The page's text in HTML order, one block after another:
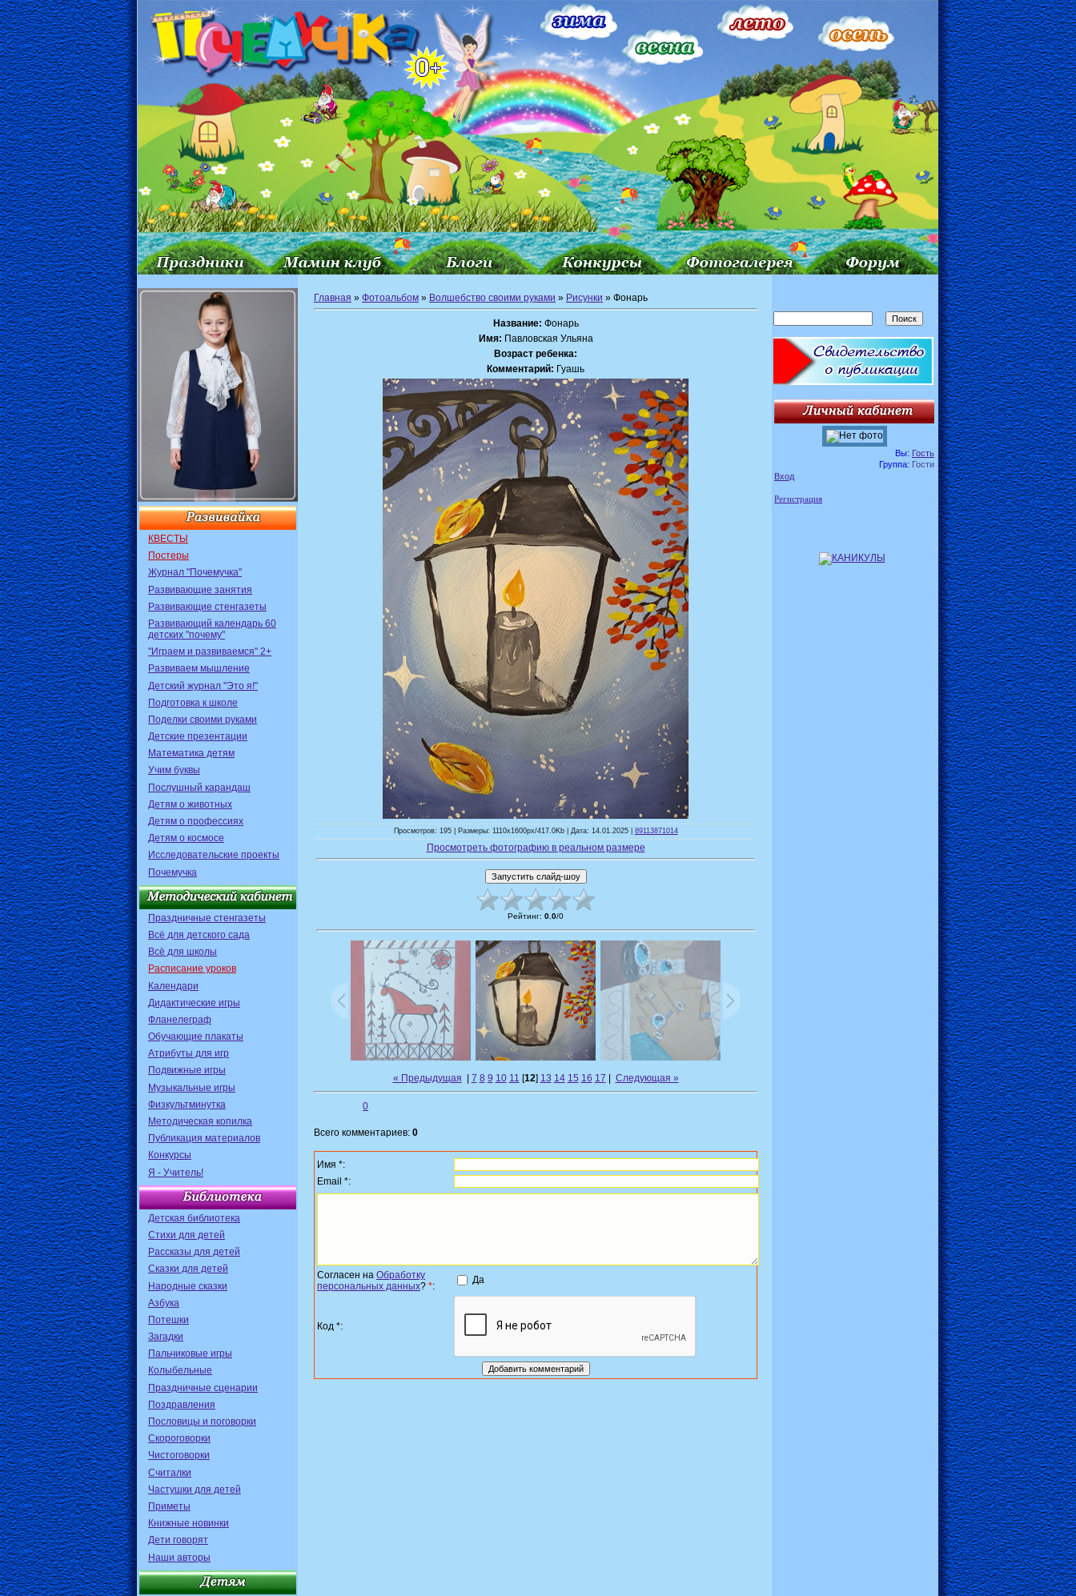
КВЕСТЫ
Постеры
Журнал "Почемучка"
Развивающие занятия
Развивающие стенгазеты
Развивающий календарь 60
детских "почему"
"Играем и развиваемся" 2+
Развиваем мышление
Детский журнал "Это я!"
Подготовка к школе
Поделки своими руками
Детские презентации
Математика детям
Учим буквы
Послушный карандаш
Детям о животных
Детям о профессиях
Детям о космосе
Исследовательские проекты
Почемучка
Праздничные стенгазеты
Всё для детского сада
Всё для школы
Расписание уроков
Календари
Дидактические игры
Фланелеграф
Обучающие плакаты
Атрибуты для игр
Подвижные игры
Музыкальные игры
Физкультминутка
Методическая копилка
Публикация материалов
Конкурсы
Я - Учитель!
Детская библиотека
Стихи для детей
Рассказы для детей
Сказки для детей
Народные сказки
Азбука
Потешки
Загадки
Пальчиковые игры
Колыбельные
Праздничные сценарии
Поздравления
Пословицы и поговорки
Скороговорки
Чистоговорки
Считалки
Частушки для детей
Приметы
Книжные новинки
Дети говорят
Наши авторы
Главная » Фотоальбом » Волшебство своими руками » Рисунки » Фонарь
Название: Фонарь
Имя: Павловская Ульяна
Возраст ребенка:
Комментарий: Гуашь
Просмотров: 195 | Размеры: 1110x1600px/417.0Kb | Дата: 14.01.2025 | 89113871014
Просмотреть фотографию в реальном размере
Рейтинг: 0.0/0
« Предыдущая 7 8 9 10 11 [12] 13 14 15 16 17 Следующая »
0
Всего комментариев: 0
Имя *:
Email *:
Согласен на Обработку
персональных данных? *:
Да
Код *:
Вы: Гость
Группа: Гости
Вход
Регистрация